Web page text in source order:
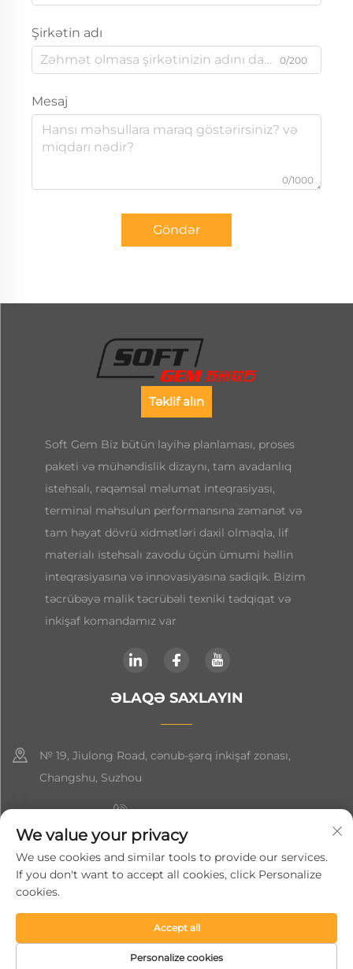
Şirkətin adı
0/200
Mesaj
0/1000
Göndər
Təklif alın
Soft Gem Biz bütün layihə planlaması, proses
paketi və mühəndislik dizaynı, tam avadanlıq
istehsalı, rəqəmsal məlumat inteqrasiyası,
terminal məhsulun performansına zəmanət və
tam həyat dövrü xidmətləri daxil olmaqla, lif
materialı istehsalı zavodu üçün ümumi həllin
inteqrasiyasına və innovasiyasına sadiqik. Bizim
təcrübəyə malik təcrübəli texniki tədqiqat və
inkişaf komandamız var
ƏLAQƏ SAXLAYIN
№ 19, Jiulong Road, cənub-şərq inkişaf zonası,
Changshu, Suzhou
+86-19906239903
[email protected]
+86-13852981437
Copyright © 2024 Suzhou Soft Gem Intelligent Equipment Co.,
Ltd. Gizlilik Siyasəti
We value your privacy
We use cookies and similar tools to provide our services.
If you don't want to accept all cookies, click Personalize
cookies.
Personalize cookies
Accept all